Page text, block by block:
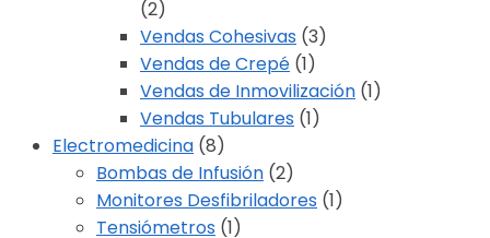
(2)
Vendas Cohesivas (3)
Vendas de Crepé (1)
Vendas de Inmovilización (1)
Vendas Tubulares (1)
Electromedicina (8)
Bombas de Infusión (2)
Monitores Desfibriladores (1)
Tensiómetros (1)